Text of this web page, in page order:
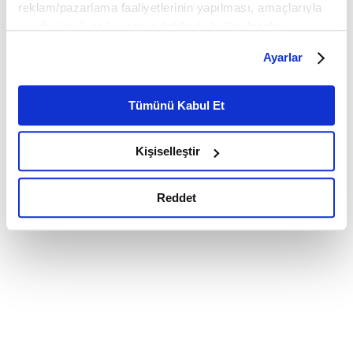
reklam/pazarlama faaliyetlerinin yapılması, amaçlarıyla
belirleyebilirsiniz. Çerezlere ilişkin detaylı bilgi için
Ayarlar butonuna tıklayabilir,Çerez Bilgilendirme
Metnimizi ziyaret edebilirsiniz.
6698 sayılı Kişisel Verilerin Korunması Kanunu uyarınca
okumak ve sitemizi ziyaretiniz kapsamında
gerçekleştirilen veri işleme faaliyetleri ile ilgili daha
detaylı bilgi almak için lütfentıklayınız.
Ayarlar
Tümünü Kabul Et
Kişiselleştir
Reddet